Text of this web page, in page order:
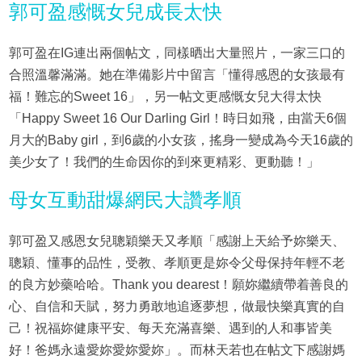
郭可盈感慨女兒成長太快
郭可盈在IG連出兩個帖文，同樣晒出大量照片，一家三口的
合照溫馨滿滿。她在準備影片中留言「懂得感恩的女孩最有
福！難忘的Sweet 16」，另一帖文更感慨女兒大得太快
「Happy Sweet 16 Our Darling Girl！時日如飛，由當天6個
月大的Baby girl，到6歲的小女孩，搖身一變成為今天16歲的
美少女了！我們的生命因你的到來更精彩、更動聽！」
母女互動甜爆網民大讚孝順
郭可盈又感恩女兒聰穎樂天又孝順「感謝上天給予妳樂天、
聰穎、懂事的品性，受教、孝順更是妳令父母保持年輕不老
的良方妙藥哈哈。Thank you dearest！願妳繼續帶着善良的
心、自信和天賦，努力勇敢地追逐夢想，做最快樂真實的自
己！祝福妳健康平安、每天充滿喜樂、遇到的人和事皆美
好！爸媽永遠愛妳愛妳愛妳」。而林天若也在帖文下感謝媽